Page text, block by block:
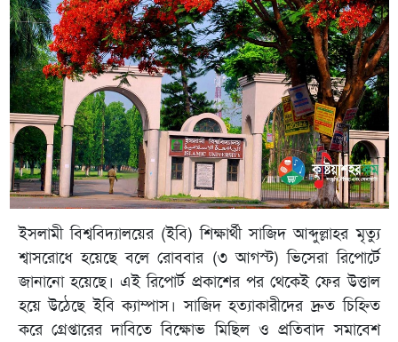
ইসলামী বিশ্ববিদ্যালয়ের (ইবি) শিক্ষার্থী সাজিদ আব্দুল্লাহর মৃত্যু
শ্বাসরোধে হয়েছে বলে রোববার (৩ আগস্ট) ভিসেরা রিপোর্টে
জানানো হয়েছে। এই রিপোর্ট প্রকাশের পর থেকেই ফের উত্তাল
হয়ে উঠেছে ইবি ক্যাম্পাস। সাজিদ হত্যাকারীদের দ্রুত চিহ্নিত
করে গ্রেপ্তারের দাবিতে বিক্ষোভ মিছিল ও প্রতিবাদ সমাবেশ